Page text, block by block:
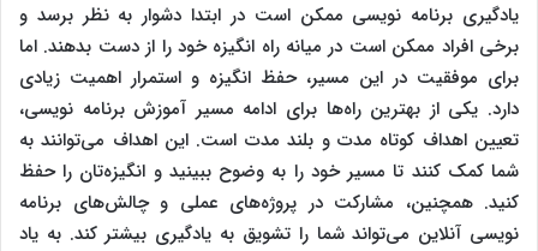
یادگیری برنامه‌ نویسی ممکن است در ابتدا دشوار به نظر برسد و
برخی افراد ممکن است در میانه راه انگیزه خود را از دست بدهند. اما
برای موفقیت در این مسیر، حفظ انگیزه و استمرار اهمیت زیادی
دارد. یکی از بهترین راه‌ها برای ادامه مسیر آموزش برنامه‌ نویسی،
تعیین اهداف کوتاه‌ مدت و بلند مدت است. این اهداف می‌توانند به
شما کمک کنند تا مسیر خود را به وضوح ببینید و انگیزه‌تان را حفظ
کنید. همچنین، مشارکت در پروژه‌های عملی و چالش‌های برنامه‌
نویسی آنلاین می‌تواند شما را تشویق به یادگیری بیشتر کند. به یاد